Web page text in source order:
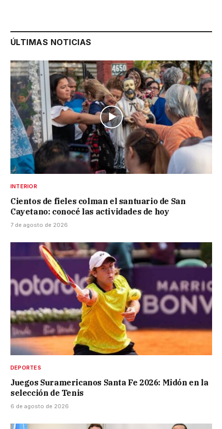
ÚLTIMAS NOTICIAS
INTERIOR
Cientos de fieles colman el santuario de San
Cayetano: conocé las actividades de hoy
7 de agosto de 2026
DEPORTES
Juegos Suramericanos Santa Fe 2026: Midón en la
selección de Tenis
6 de agosto de 2026